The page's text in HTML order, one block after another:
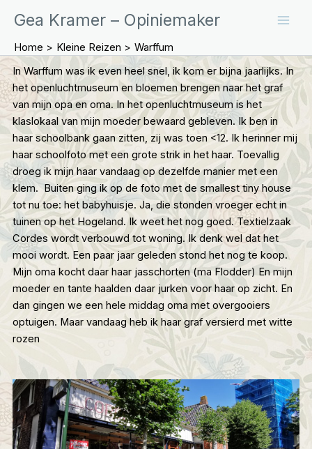
naar
inhoud
Gea Kramer – Opiniemaker
Home Kleine Reizen
Warffum
In Warffum was ik even heel snel, ik kom er bijna jaarlijks. In
het openluchtmuseum en bloemen brengen naar het graf
van mijn opa en oma. In het openluchtmuseum is het
klaslokaal van mijn moeder bewaard gebleven. Ik ben in
haar schoolbank gaan zitten, zij was toen <12. Ik herinner mij
haar schoolfoto met een grote strik in het haar. Toevallig
droeg ik mijn haar vandaag op dezelfde manier met een
klem. Buiten ging ik op de foto met de smallest tiny house
tot nu toe: het babyhuisje. Ja, die stonden vroeger echt in
tuinen op het Hogeland. Ik weet het nog goed. Textielzaak
Cordes wordt verbouwd tot woning. Ik denk wel dat het
mooi wordt. Een paar jaar geleden stond het nog te koop.
Mijn oma kocht daar haar jasschorten (ma Flodder) En mijn
moeder en tante haalden daar jurken voor haar op zicht. En
dan gingen we een hele middag oma met overgooiers
optuigen. Maar vandaag heb ik haar graf versierd met witte
rozen